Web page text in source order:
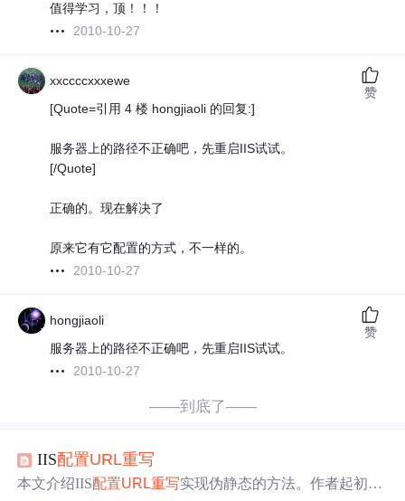
值得学习，顶！！！
2010-10-27
xxccccxxxewe
[Quote=引用 4 楼 hongjiaoli 的回复:]
服务器上的路径不正确吧，先重启IIS试试。
[/Quote]
正确的。现在解决了
原来它有它配置的方式，不一样的。
2010-10-27
赞
hongjiaoli
服务器上的路径不正确吧，先重启IIS试试。
2010-10-27
赞
——到底了——
IIS配置URL重写
本文介绍IIS配置URL重写实现伪静态的方法。作者起初参